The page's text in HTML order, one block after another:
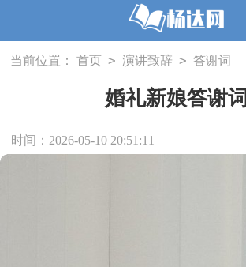
当前位置： 首页 > 演讲致辞 > 答谢词
婚礼新娘答谢词
时间：2026-05-10 20:51:11